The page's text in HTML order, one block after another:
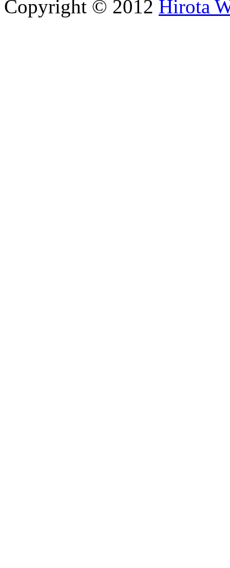
Copyright © 2012 Hirota